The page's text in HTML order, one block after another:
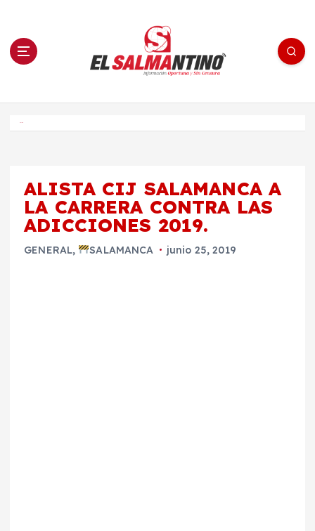
n El Salmantino - medios/noticias/editorial
ALISTA CIJ SALAMANCA A
LA CARRERA CONTRA LAS
ADICCIONES 2019.
GENERAL, SALAMANCA junio 25, 2019